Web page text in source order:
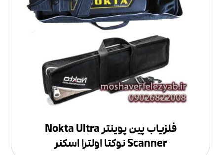
فلزیاب پین پوینتر Nokta Ultra
Scanner نوکتا اولترا اسکنر